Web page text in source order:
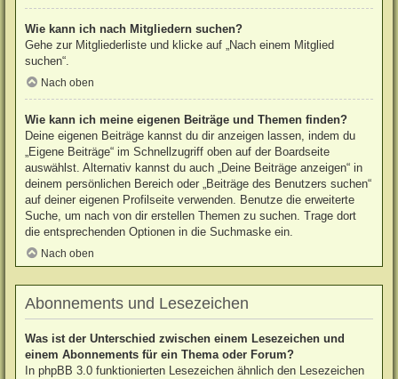
Wie kann ich nach Mitgliedern suchen?
Gehe zur Mitgliederliste und klicke auf „Nach einem Mitglied
suchen“.
Nach oben
Wie kann ich meine eigenen Beiträge und Themen finden?
Deine eigenen Beiträge kannst du dir anzeigen lassen, indem du
„Eigene Beiträge“ im Schnellzugriff oben auf der Boardseite
auswählst. Alternativ kannst du auch „Deine Beiträge anzeigen“ in
deinem persönlichen Bereich oder „Beiträge des Benutzers suchen“
auf deiner eigenen Profilseite verwenden. Benutze die erweiterte
Suche, um nach von dir erstellen Themen zu suchen. Trage dort
die entsprechenden Optionen in die Suchmaske ein.
Nach oben
Abonnements und Lesezeichen
Was ist der Unterschied zwischen einem Lesezeichen und
einem Abonnements für ein Thema oder Forum?
In phpBB 3.0 funktionierten Lesezeichen ähnlich den Lesezeichen